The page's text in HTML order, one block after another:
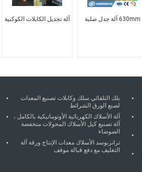
آلة تجديل الكابلات الكوكبية 630mm آلة جدل صلبة
بلك التلقائي سلك وكابلات تصنيع المعدات
لصنع الورق الشرائط
آلة الأسلاك الكهربائية الأوتوماتيكية بالكامل ،
آلة تصنيع كبل الأسلاك المحولات منخفضة
الضوضاء
ترانزبوسد الأسلاك معدات الإنتاج ورقة آلة
التغليف مع دفع قبالة موقف